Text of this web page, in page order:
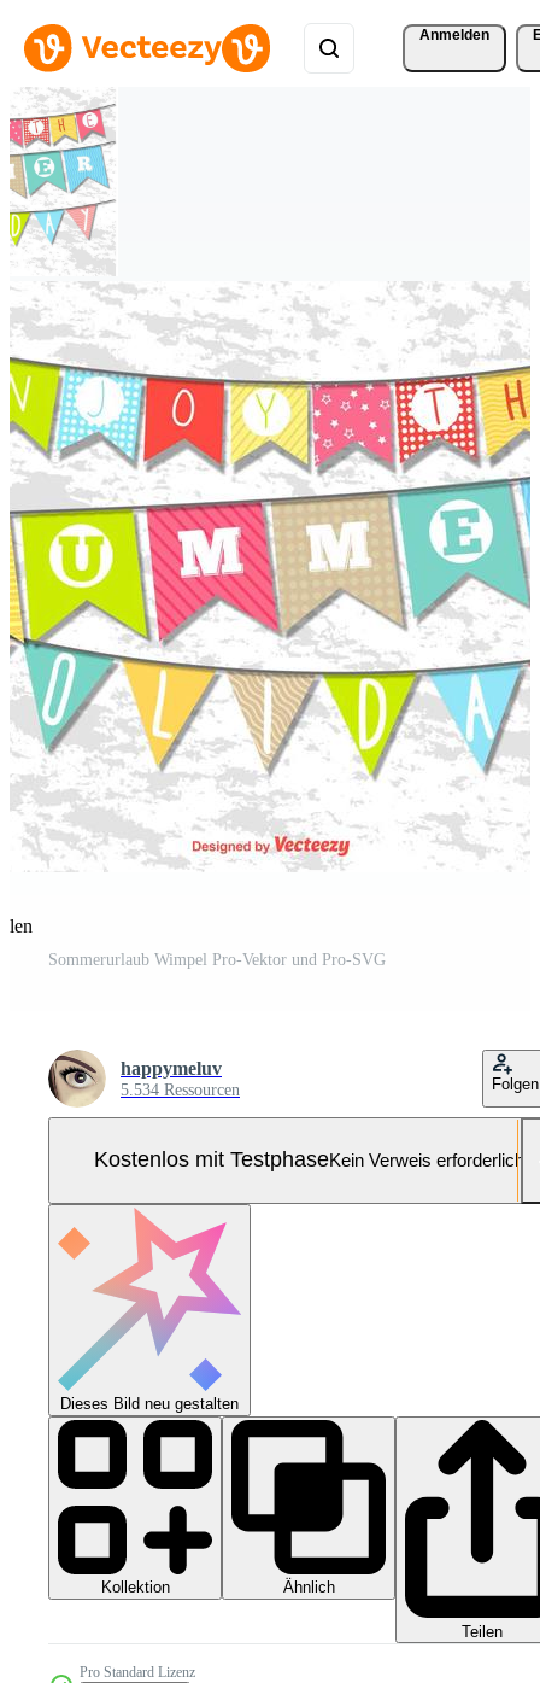
Anmelden
Sommerurlaub Wimpel Pro-Vektor und Pro-SVG
happymeluv
5.534 Ressourcen Folgen
Kostenlos mit TestphaseKein Verweis erforderlich
Dieses Bild neu gestalten
Kollektion Ähnlich
Teilen
Pro Standard Lizenz